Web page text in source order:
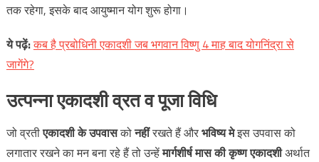
तक रहेगा, इसके बाद आयुष्मान योग शुरू होगा।
येपढ़ें:कब है प्रबोधिनी एकादशी जब भगवान विष्णु 4 माह बाद योगनिंद्रा से
जागेंगे?
उत्पन्ना एकादशी व्रत व पूजा विधि
जो व्रतीएकादशी के उपवासकोनहींरखते हैं औरभविष्य मेइस उपवास को
लगातार रखने का मन बना रहे हैं तो उन्हेंमार्गशीर्ष मास की कृष्ण एकादशीअर्थात